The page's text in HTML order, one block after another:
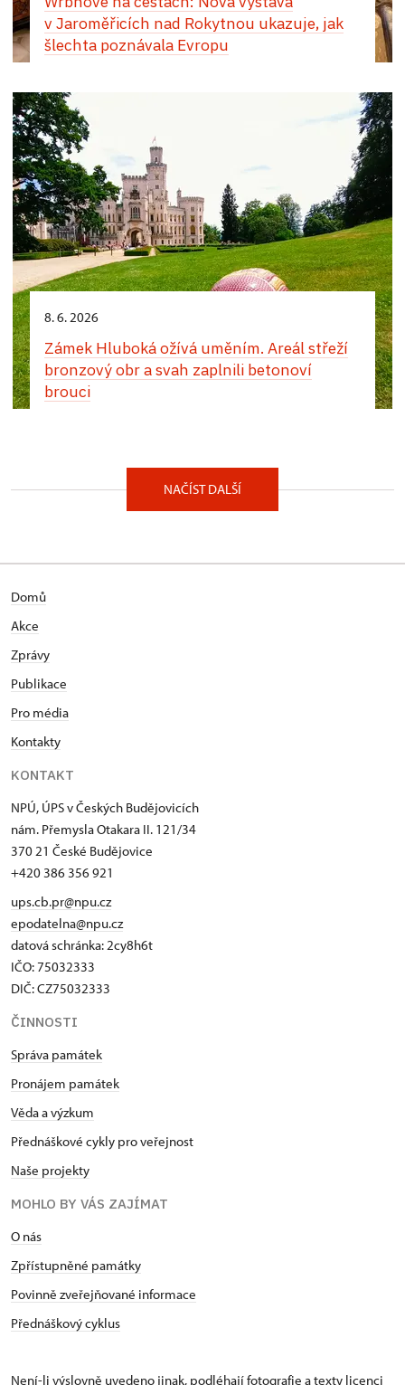
v Jaroměřicích nad Rokytnou ukazuje, jak
šlechta poznávala Evropu
8. 6. 2026
Zámek Hluboká ožívá uměním. Areál střeží
bronzový obr a svah zaplnili betonoví
brouci
NAČÍST DALŠÍ
Domů
Akce
Zprávy
Publikace
Pro média
Kontakty
KONTAKT
NPÚ, ÚPS v Českých Budějovicích
nám. Přemysla Otakara II. 121/34
370 21 České Budějovice
+420 386 356 921
ups.cb.pr@npu.cz
epodatelna@npu.cz
datová schránka: 2cy8h6t​
IČO: 75032333
DIČ: CZ75032333
ČINNOSTI
Správa památek
Pronájem památek
Věda a výzkum
Přednáškové cykly pro veřejnost
Naše projekty
MOHLO BY VÁS ZAJÍMAT
O nás
Zpřístupněné památky
Povinně zveřejňované informace
Přednáškový cyklus
Není-li výslovně uvedeno jinak, podléhají fotografie a texty licenci